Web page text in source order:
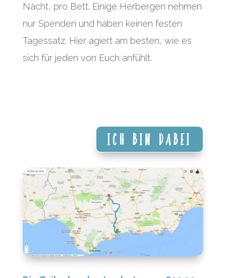
Nacht, pro Bett. Einige Herbergen nehmen
nur Spenden und haben keinen festen
Tagessatz. Hier agiert am besten, wie es
sich für jeden von Euch anfühlt.
Ich bin dabei